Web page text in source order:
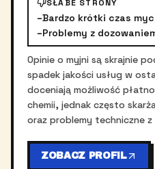
SŁABE STRONY
–Bardzo krótki czas
–Problemy z
Opinie o myjni są skrajnie
spadek jakości usług w
doceniają możliwość
chemii, jednak często
oraz problemy techniczne z
ZOBACZ PROFIL